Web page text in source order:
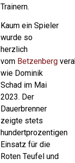
Trainern.
Kaum ein Spieler
wurde so
herzlich
vom Betzenberg
wie Dominik
Schad im Mai
2023. Der
Dauerbrenner
zeigte stets
hundertprozentigen
Einsatz für die
Roten Teufel und